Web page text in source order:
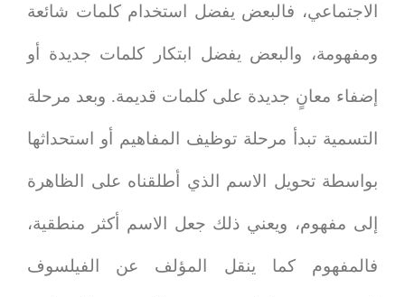
الاجتماعي، فالبعض يفضل استخدام كلمات شائعة
ومفهومة، والبعض يفضل ابتكار كلمات جديدة أو
إضفاء معانٍ جديدة على كلمات قديمة. وبعد مرحلة
التسمية تبدأ مرحلة توظيف المفاهيم أو استحداثها
بواسطة تحويل الاسم الذي أطلقناه على الظاهرة
إلى مفهوم، ويعني ذلك جعل الاسم أكثر منطقية،
فالمفهوم كما ينقل المؤلف عن الفيلسوف